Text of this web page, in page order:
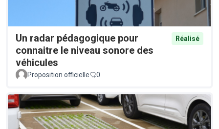
Un radar pédagogique pour
connaitre le niveau sonore des
véhicules
Réalisé
Proposition officielle 0